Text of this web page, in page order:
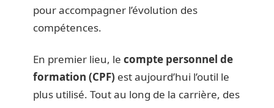
pour accompagner l’évolution des
compétences.
En premier lieu, le compte personnel de
formation (CPF) est aujourd’hui l’outil le
plus utilisé. Tout au long de la carrière, des